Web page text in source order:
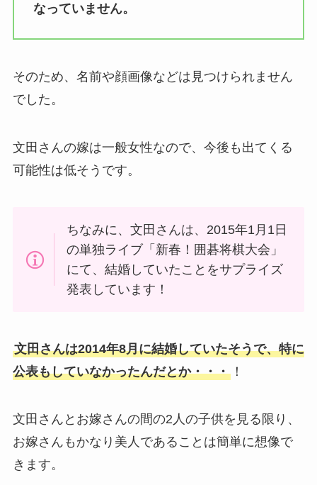
なっていません。
そのため、名前や顔画像などは見つけられません
でした。
文田さんの嫁は一般女性なので、今後も出てくる
可能性は低そうです。
ちなみに、文田さんは、2015年1月1日
の単独ライブ「新春！囲碁将棋大会」
にて、結婚していたことをサプライズ
発表しています！
文田さんは2014年8月に結婚していたそうで、特に
公表もしていなかったんだとか・・・！
文田さんとお嫁さんの間の2人の子供を見る限り、
お嫁さんもかなり美人であることは簡単に想像で
きます。